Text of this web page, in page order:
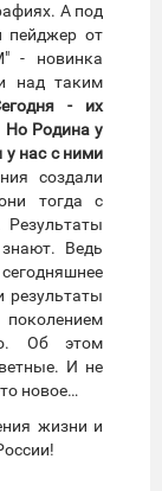
А под
пейджер от
- новинка
над таким
- их
Но Родина у
нас с ними
создали
тогда с
Результаты
Ведь
результаты
Об этом
И не
новое…
жизни и